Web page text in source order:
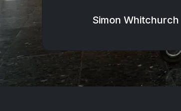
Simon Whitchurch